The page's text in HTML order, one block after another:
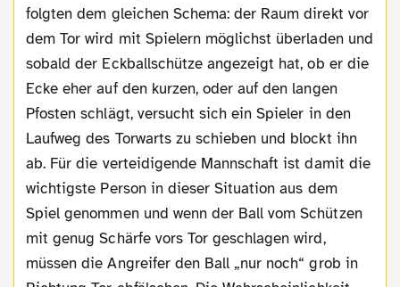
folgten dem gleichen Schema: der Raum direkt vor
dem Tor wird mit Spielern möglichst überladen und
sobald der Eckballschütze angezeigt hat, ob er die
Ecke eher auf den kurzen, oder auf den langen
Pfosten schlägt, versucht sich ein Spieler in den
Laufweg des Torwarts zu schieben und blockt ihn
ab. Für die verteidigende Mannschaft ist damit die
wichtigste Person in dieser Situation aus dem
Spiel genommen und wenn der Ball vom Schützen
mit genug Schärfe vors Tor geschlagen wird,
müssen die Angreifer den Ball „nur noch“ grob in